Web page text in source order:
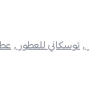
,توسكاني للعطور ,